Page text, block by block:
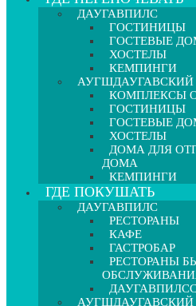
ДАУГАВПИЛС
ГОСТИНИЦЫ
ГОСТЕВЫЕ
ХОСТЕЛЫ
КЕМПИНГИ
АУГШДАУГАВСКИЙ
КОМПЛЕКСЫ
ГОСТИНИЦЫ
ГОСТЕВЫЕ
ХОСТЕЛЫ
ДОМА ДЛЯ
ДОМА
КЕМПИНГИ
ГДЕ ПОКУШАТЬ
ДАУГАВПИЛС
РЕСТОРАНЫ
КАФЕ
ГАСТРОБАР
РЕСТОРАНЫ
АУГШДАУГАВСКИЙ